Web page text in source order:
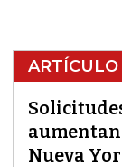
aumentan
Nueva